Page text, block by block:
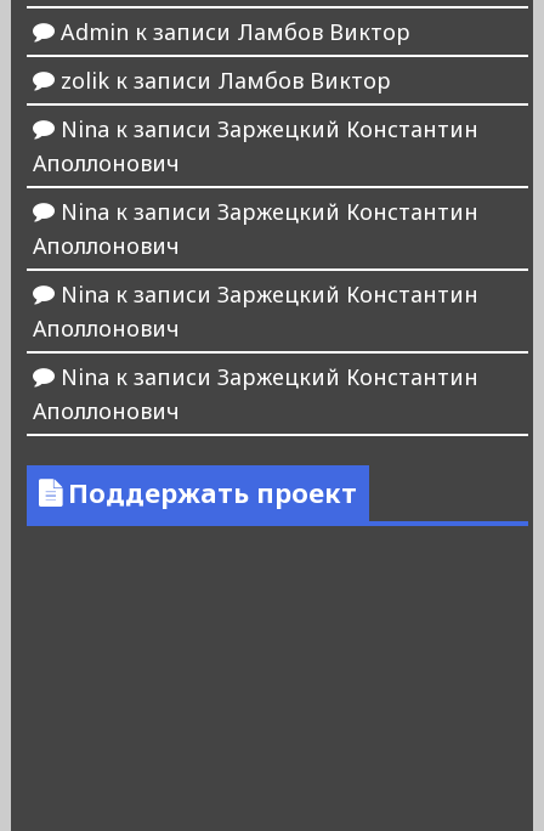
Admin к записи Ламбов Виктор
zolikк записи Ламбов Виктор
Nina к записи Заржецкий Константин
Аполлонович
Nina к записи Заржецкий Константин
Аполлонович
Nina к записи Заржецкий Константин
Аполлонович
Nina к записи Заржецкий Константин
Аполлонович
Поддержать проект